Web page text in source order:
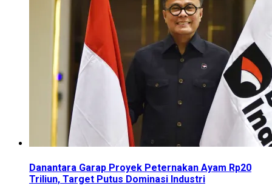
Danantara Garap Proyek Peternakan Ayam Rp20
Triliun, Target Putus Dominasi Industri